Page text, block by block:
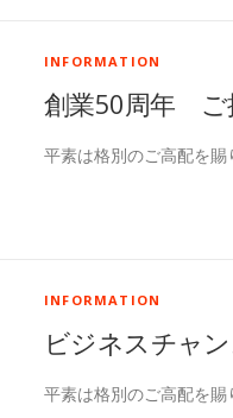
INFORMATION
創業50周年 ご
平素は格別のご高配を
INFORMATION
ビジネスチャ
平素は格別のご高配を